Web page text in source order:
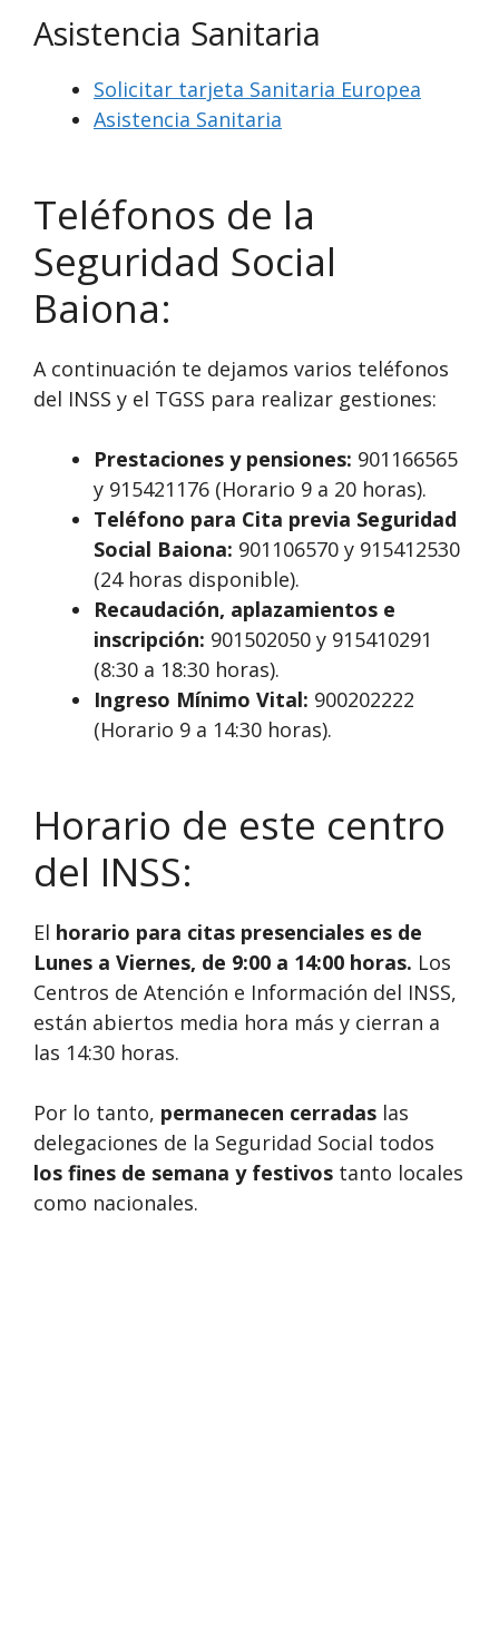
Asistencia Sanitaria
Solicitar tarjeta Sanitaria Europea
Asistencia Sanitaria
Teléfonos de la
Seguridad Social
Baiona:
A continuación te dejamos varios teléfonos
del INSS y el TGSS para realizar gestiones:
Prestaciones y pensiones: 901166565
y 915421176 (Horario 9 a 20 horas).
Teléfono para Cita previa Seguridad
Social Baiona: 901106570 y 915412530
(24 horas disponible).
Recaudación, aplazamientos e
inscripción: 901502050 y 915410291
(8:30 a 18:30 horas).
Ingreso Mínimo Vital: 900202222
(Horario 9 a 14:30 horas).
Horario de este centro
del INSS:
El horario para citas presenciales es de
Lunes a Viernes, de 9:00 a 14:00 horas. Los
Centros de Atención e Información del INSS,
están abiertos media hora más y cierran a
las 14:30 horas.
Por lo tanto, permanecen cerradas las
delegaciones de la Seguridad Social todos
los fines de semana y festivos tanto locales
como nacionales.